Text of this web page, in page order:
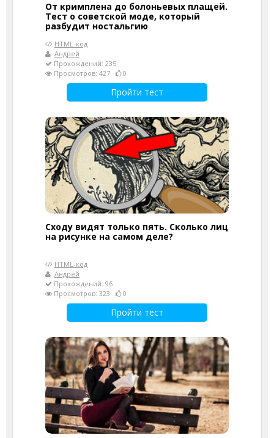
От кримплена до болоньевых плащей.
Тест о советской моде, который
разбудит ностальгию
HTML-код
Андрей
Прохождений: 235
Просмотров: 427
0
Пройти тест
Сходу видят только пять. Сколько лиц
на рисунке на самом деле?
HTML-код
Андрей
Прохождений: 96
Просмотров: 323
0
Пройти тест